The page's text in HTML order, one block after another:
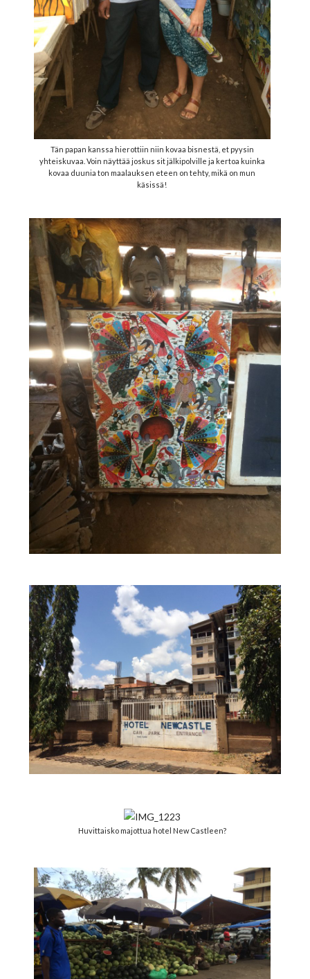
Tän papan kanssa hierottiin niin kovaa bisnestä, et pyysin
yhteiskuvaa. Voin näyttää joskus sit jälkipolville ja kertoa kuinka
kovaa duunia ton maalauksen eteen on tehty, mikä on mun
käsissä!
Huvittaisko majottua hotel New Castleen?